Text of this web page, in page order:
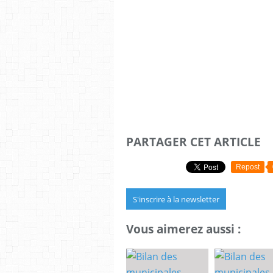
PARTAGER CET ARTICLE
Repost
S'inscrire à la newsletter
Vous aimerez aussi :